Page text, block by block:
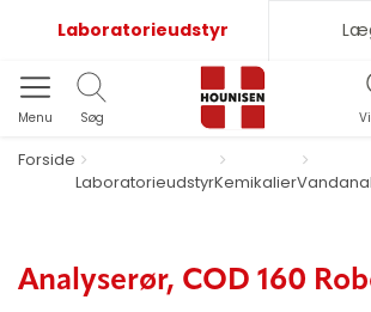
Laboratorieudstyr
Menu Søg
Forside
LaboratorieudstyrKemikalier
Analyserør, COD 160